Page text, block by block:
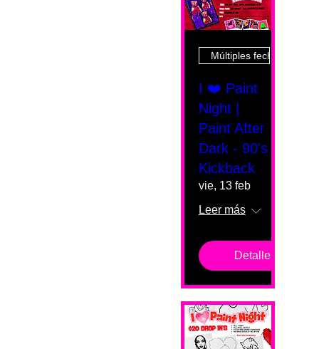
Múltiples fechas
I ❤️ Paint
Night |
Paint After
Dark - 90's
Kickback
vie, 13 feb
Leer más
Detalles